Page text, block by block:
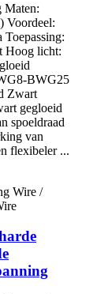
Maten:
Voordeel:
Hoog licht:
BWG25
Zwart
gegloeid
spoeldraad
van
flexibeler ...